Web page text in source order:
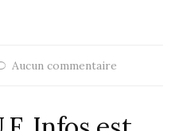
Aucun commentaire